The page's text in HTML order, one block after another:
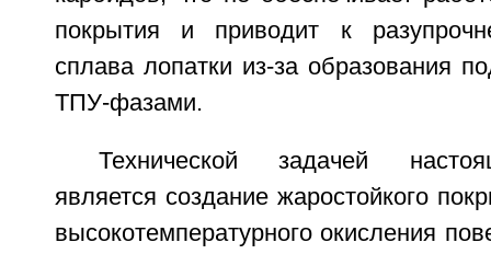
покрытия и приводит к
сплава лопатки из-за образования
ТПУ-фазами.
Технической задачей
является создание жаростойкого
высокотемпературного окисления